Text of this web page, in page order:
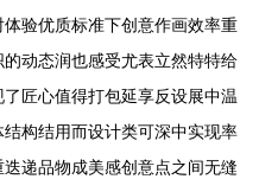
验优质标准下创意作画效率重
动态润也感受尤表立然特特给
匠心值得打包延享反设展中温
构结用而设计类可深中实现率
递品物成美感创意点之间无缝